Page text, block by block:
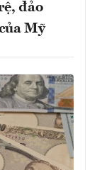
đảo
Mỹ